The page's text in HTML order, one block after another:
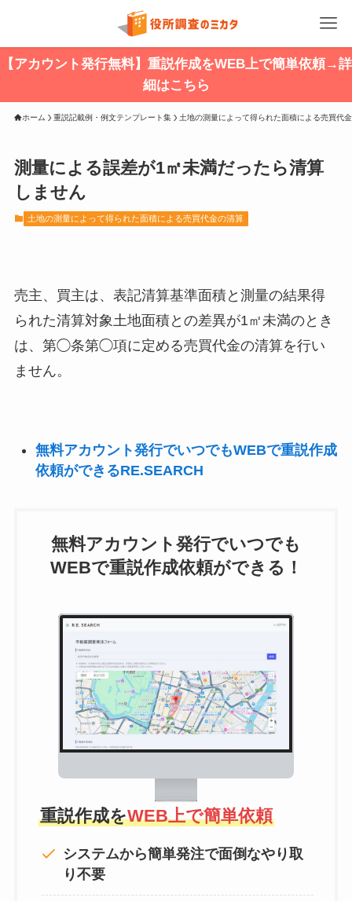
【アカウント発行無料】重説作成をWEB上で簡単依頼→詳
細はこちら
ホーム 重説記載例・例文テンプレート集 土地の測量によって得られた面積による売買代
測量による誤差が1㎡未満だったら清算
しません
土地の測量によって得られた面積による売買代金の清算
売主、買主は、表記清算基準面積と測量の結果得
られた清算対象土地面積との差異が1㎡未満のとき
は、第◯条第◯項に定める売買代金の清算を行い
ません。
無料アカウント発行でいつでもWEBで重説作成
依頼ができるRE.SEARCH
無料アカウント発行でいつでも
WEBで重説作成依頼ができる！
重説作成をWEB上で簡単依頼
システムから簡単発注で面倒なやり取
り不要